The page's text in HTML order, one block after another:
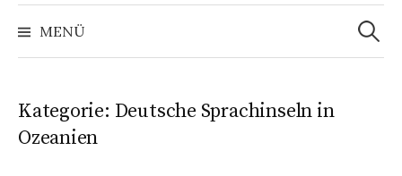
MENÜ
Suchen
nach:
Kategorie: Deutsche Sprachinseln in
Ozeanien